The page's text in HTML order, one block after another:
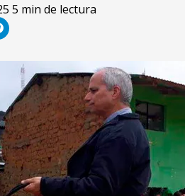
5 min de lectura